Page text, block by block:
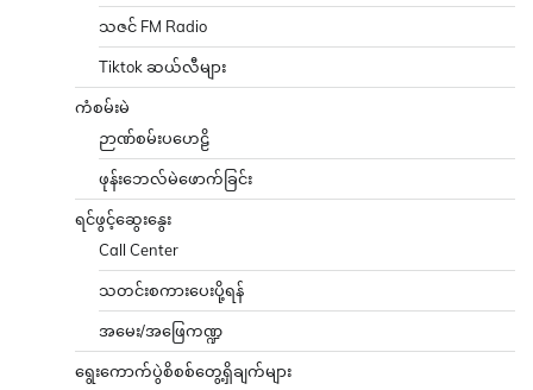
သဇင် FM Radio
Tiktok ဆယ်လီများ
ကံစမ်းမဲ
ဉာဏ်စမ်းပဟေဠိ
ဖုန်းဘေလ်မဲဖောက်ခြင်း
ရင်ဖွင့်ဆွေးနွေး
Call Center
သတင်းစကားပေးပို့ရန်
အမေး/အဖြေကဏ္ဍ
ရွေးကောက်ပွဲစိစစ်တွေ့ရှိချက်များ